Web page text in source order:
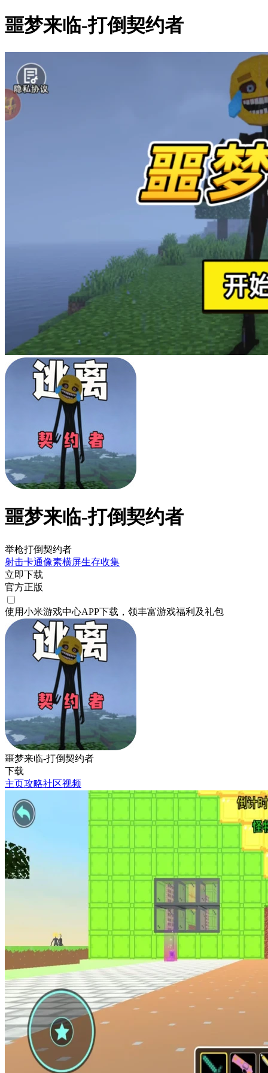
噩梦来临-打倒契约者
噩梦来临-打倒契约者
举枪打倒契约者
射击卡通像素横屏生存收集
立即下载
官方正版
使用小米游戏中心APP下载 ，领丰富游戏福利 及礼包
噩梦来临-打倒契约者
下载
主页攻略社区视频